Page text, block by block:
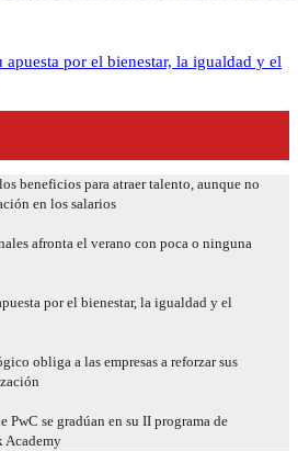
apuesta por el bienestar, la igualdad y el
beneficios para atraer talento, aunque no
en los salarios
afronta el verano con poca o ninguna
por el bienestar, la igualdad y el
obliga a las empresas a reforzar sus
PwC se gradúan en su II programa de
Academy